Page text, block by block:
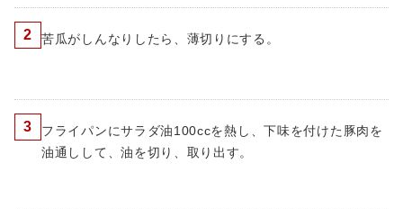
2 苦瓜がしんなりしたら、薄切りにする。
3
フライパンにサラダ油100ccを熱し、下味を付けた豚肉を
油通しして、油を切り、取り出す。